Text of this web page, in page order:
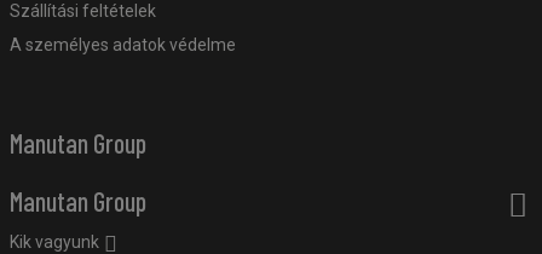
Szállítási feltételek
A személyes adatok védelme
Manutan Group
Manutan Group
Kik vagyunk